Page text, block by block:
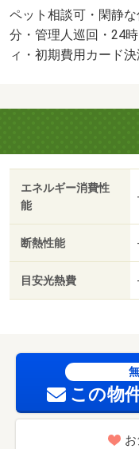
額の２．２％又は５
５％）・維持費等：
８０円／月・町会費
費 80000円
ペット相談可・閑静
分・管理人巡回・24
ィ・初期費用カード
エネルギー消費性
能
-
断熱性能 -
目安光熱費 -
この物